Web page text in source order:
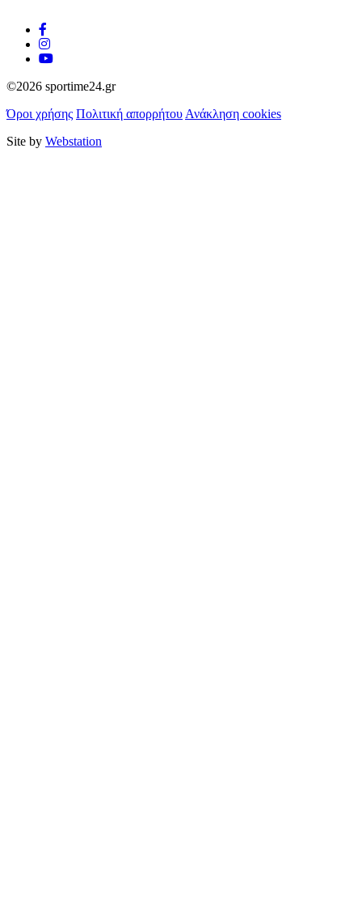
©2026 sportime24.gr
Όροι χρήσης Πολιτική απορρήτου Ανάκληση cookies
Site by Webstation